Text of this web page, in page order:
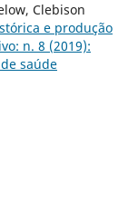
Clebison
e produção
n. 8 (2019):
saúde